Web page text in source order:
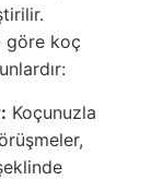
göre koç
Koçunuzla